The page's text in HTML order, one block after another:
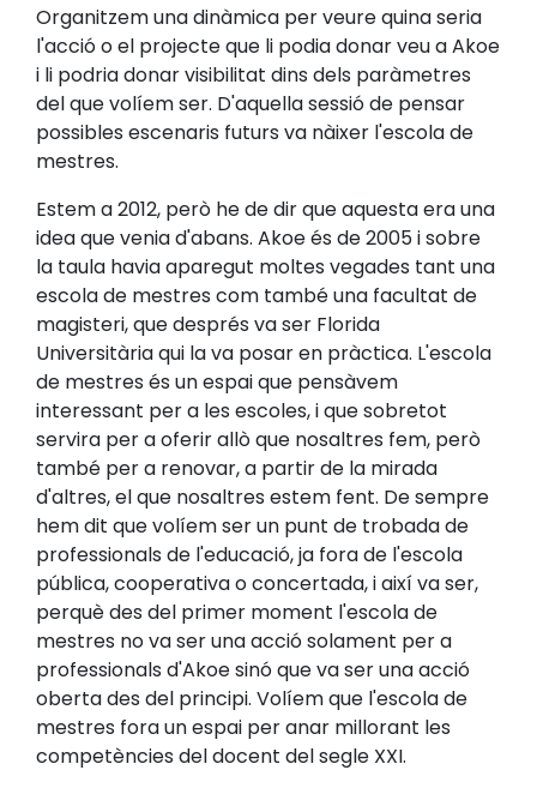
Organitzem una dinàmica per veure quina seria
l'acció o el projecte que li podia donar veu a Akoe
i li podria donar visibilitat dins dels paràmetres
del que volíem ser. D'aquella sessió de pensar
possibles escenaris futurs va nàixer l'escola de
mestres.
Estem a 2012, però he de dir que aquesta era una
idea que venia d'abans. Akoe és de 2005 i sobre
la taula havia aparegut moltes vegades tant una
escola de mestres com també una facultat de
magisteri, que després va ser Florida
Universitària qui la va posar en pràctica. L'escola
de mestres és un espai que pensàvem
interessant per a les escoles, i que sobretot
servira per a oferir allò que nosaltres fem, però
també per a renovar, a partir de la mirada
d'altres, el que nosaltres estem fent. De sempre
hem dit que volíem ser un punt de trobada de
professionals de l'educació, ja fora de l'escola
pública, cooperativa o concertada, i així va ser,
perquè des del primer moment l'escola de
mestres no va ser una acció solament per a
professionals d'Akoe sinó que va ser una acció
oberta des del principi. Volíem que l'escola de
mestres fora un espai per anar millorant les
competències del docent del segle XXI.